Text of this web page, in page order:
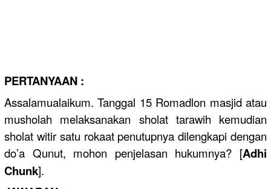
PERTANYAAN :
Assalamualaikum. Tanggal 15 Romadlon masjid atau
musholah melaksanakan sholat tarawih kemudian
sholat witir satu rokaat penutupnya dilengkapi dengan
do’a Qunut, mohon penjelasan hukumnya? [Adhi
Chunk].